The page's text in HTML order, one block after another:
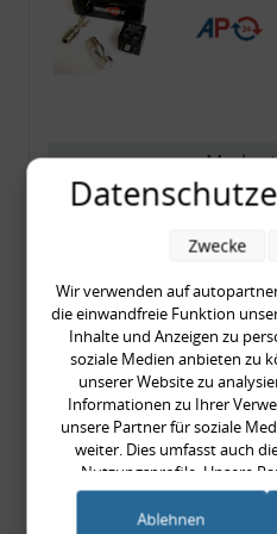
CF 14
Zum
Audi 80
OE-Nr.:
Wir verwenden auf
die einwandfreie Funktion
Inhalte und Anzeigen zu
soziale Medien anbieten zu
unserer Website zu
Informationen zu Ihrer
unsere Partner für soziale
weiter. Dies umfasst auch
Nutzungsprofile. Unsere
Products) führen diese
weiteren Daten zusammen, die
Zwecke
Ablehnen